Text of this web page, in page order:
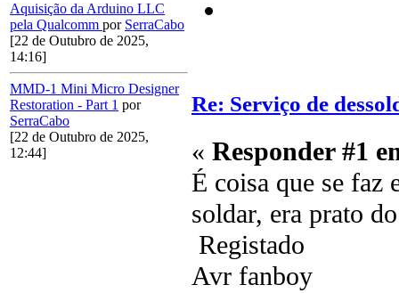
Aquisição da Arduino LLC
pela Qualcomm por SerraCabo
[22 de Outubro de 2025,
14:16]
MMD-1 Mini Micro Designer
Restoration - Part 1 por
SerraCabo
[22 de Outubro de 2025,
12:44]
Re: Serviço de
« Responder #1
É coisa que se faz
soldar, era prato
Registado
Avr fanboy